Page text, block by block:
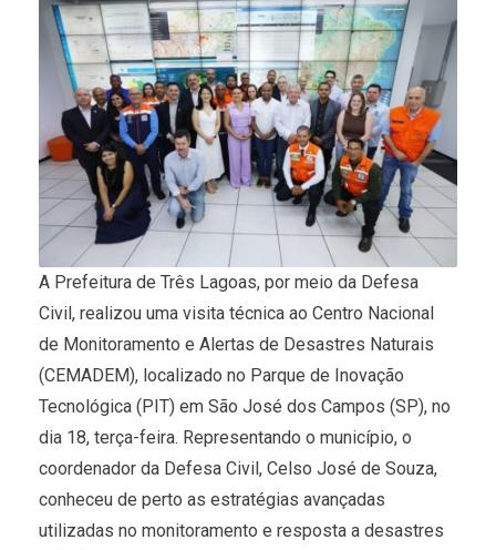
A Prefeitura de Três Lagoas, por meio da Defesa
Civil, realizou uma visita técnica ao Centro Nacional
de Monitoramento e Alertas de Desastres Naturais
(CEMADEM), localizado no Parque de Inovação
Tecnológica (PIT) em São José dos Campos (SP), no
dia 18, terça-feira. Representando o município, o
coordenador da Defesa Civil, Celso José de Souza,
conheceu de perto as estratégias avançadas
utilizadas no monitoramento e resposta a desastres